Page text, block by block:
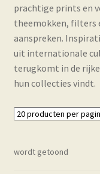
prachtige prints en
theemokken, filters
aanspreken.
uit internationale
terugkomt in de
hun collecties vindt.
wordt getoond